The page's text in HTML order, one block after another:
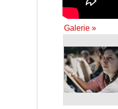
Galerie »